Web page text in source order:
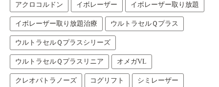
アクロコルドン イボレーザー イボレーザー取り放題
イボレーザー取り放題治療 ウルトラセルＱプラス
ウルトラセルＱプラスシリーズ
ウルトラセルＱプラスリニア オメガVL
クレオパトラノーズ コグリフト シミレーザー